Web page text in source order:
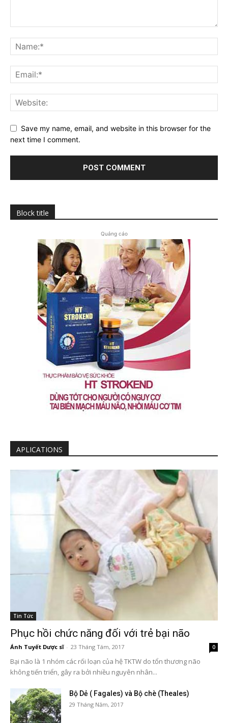
Save my name, email, and website in this browser for the
next time I comment.
Block title
Quảng cáo
APLICATIONS
Tin Tức
Phục hồi chức năng đối với trẻ bại não
Ánh Tuyết Dược sĩ - 23 Tháng Tám, 2017 0
Bại não là 1 nhóm các rối loạn của hệ TKTW do tổn thương não
không tiến triển, gây ra bởi nhiều nguyên nhân...
Bộ Dẻ ( Fagales) và Bộ chè (Theales)
29 Tháng Năm, 2017